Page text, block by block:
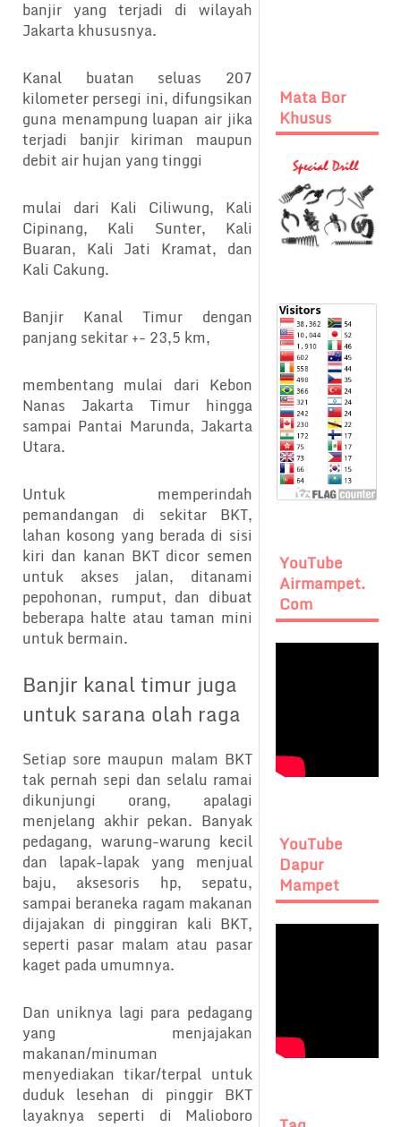
banjir yang terjadi di wilayah
Jakarta khususnya.
Kanal buatan seluas 207
kilometer persegi ini, difungsikan
guna menampung luapan air jika
terjadi banjir kiriman maupun
debit air hujan yang tinggi
mulai dari Kali Ciliwung, Kali
Cipinang, Kali Sunter, Kali
Buaran, Kali Jati Kramat, dan
Kali Cakung.
Banjir Kanal Timur dengan
panjang sekitar +- 23,5 km,
membentang mulai dari Kebon
Nanas Jakarta Timur hingga
sampai Pantai Marunda, Jakarta
Utara.
Untuk memperindah
pemandangan di sekitar BKT,
lahan kosong yang berada di sisi
kiri dan kanan BKT dicor semen
untuk akses jalan, ditanami
pepohonan, rumput, dan dibuat
beberapa halte atau taman mini
untuk bermain.
Banjir kanal timur juga
untuk sarana olah raga
Setiap sore maupun malam BKT
tak pernah sepi dan selalu ramai
dikunjungi orang, apalagi
menjelang akhir pekan. Banyak
pedagang, warung-warung kecil
dan lapak-lapak yang menjual
baju, aksesoris hp, sepatu,
sampai beraneka ragam makanan
dijajakan di pinggiran kali BKT,
seperti pasar malam atau pasar
kaget pada umumnya.
Dan uniknya lagi para pedagang
yang menjajakan
makanan/minuman
menyediakan tikar/terpal untuk
duduk lesehan di pinggir BKT
layaknya seperti di Malioboro
Mata Bor
Khusus
YouTube
Airmampet.
Com
YouTube
Dapur
Mampet